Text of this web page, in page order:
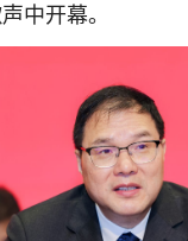
中开幕。